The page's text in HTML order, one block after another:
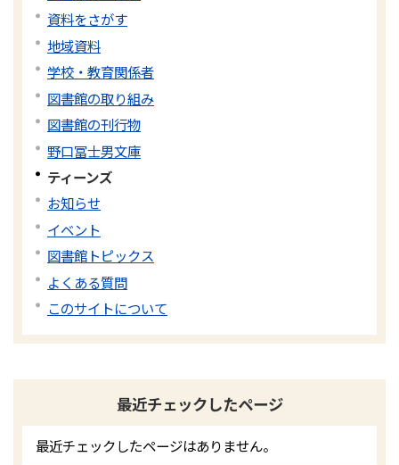
資料をさがす
地域資料
学校・教育関係者
図書館の取り組み
図書館の刊行物
野口冨士男文庫
ティーンズ
お知らせ
イベント
図書館トピックス
よくある質問
このサイトについて
最近チェックしたページ
最近チェックしたページはありません。